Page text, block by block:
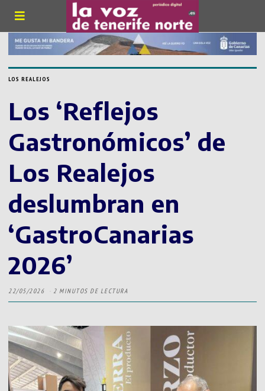
LOS REALEJOS
Los ‘Reflejos
Gastronómicos’ de
Los Realejos
deslumbran en
‘GastroCanarias
2026’
22/05/2026 2 MINUTOS DE LECTURA